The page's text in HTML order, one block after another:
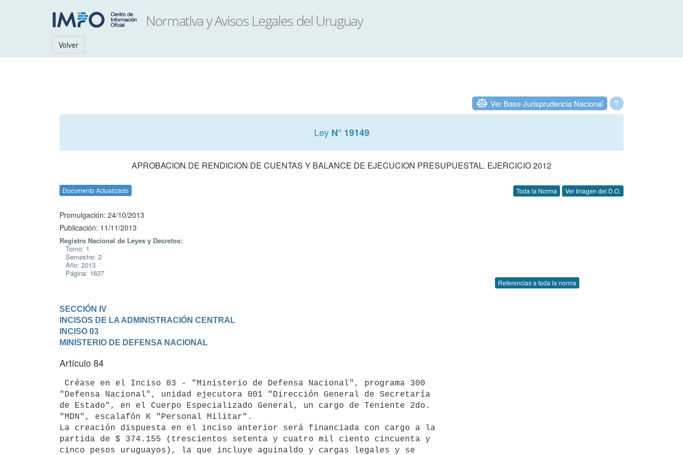
Volver
?
Ver Base Jurisprudencia Nacional
Ley N° 19149
APROBACION DE RENDICION DE CUENTAS Y BALANCE DE EJECUCION PRESUPUESTAL. EJERCICIO 2012
Documento Actualizado Toda la Norma Ver Imagen del D.O.
Promulgación: 24/10/2013
Publicación: 11/11/2013
Registro Nacional de Leyes y Decretos:
Tomo: 1
Semestre: 2
Año: 2013
Página: 1637
Referencias a toda la norma
SECCIÓN IV
INCISOS DE LA ADMINISTRACIÓN CENTRAL
INCISO 03
MINISTERIO DE DEFENSA NACIONAL
Artículo 84
"Defensa Nacional", unidad ejecutora 001 "Dirección General de Secretaría
de Estado", en el Cuerpo Especializado General, un cargo de Teniente 2do.
"MDN", escalafón K "Personal Militar".
La creación dispuesta en el inciso anterior será financiada con cargo a la
partida de $ 374.155 (trescientos setenta y cuatro mil ciento cincuenta y
cinco pesos uruguayos), la que incluye aguinaldo y cargas legales y se